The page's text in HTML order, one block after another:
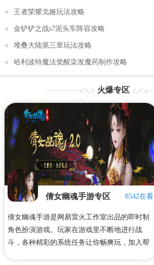
王者荣耀戈娅玩法攻略
金铲铲之战s7泥头车阵容攻略
堆叠大陆第三章玩法攻略
哈利波特魔法觉醒染发魔药制作攻略
火爆专区
8542在看
倩女幽魂手游专区
倩女幽魂手游是网易雷火工作室出品的即时制
角色扮演游戏。玩家在游戏里不断地进行战
斗，各种精彩的系统任务让你畅爽玩，加入帮